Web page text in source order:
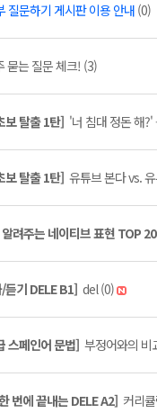
질문하기 게시판 이용 안내 (0)
묻는 질문 체크! (3)
보 탈출 1탄] '너 침대 정돈 해
보 탈출 1탄] 유튜브 본다 vs.
려주는 네이티브 표현 TOP
듣기 DELE B1] del (0)
스페인어 문법] 부정어와의
번에 끝내는 DELE A2] 커리